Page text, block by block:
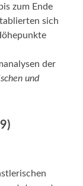
zum Ende
sich
der
und